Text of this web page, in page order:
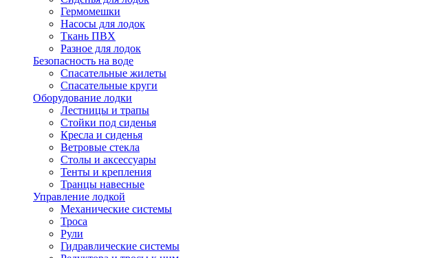
Гермомешки
Насосы для лодок
Ткань ПВХ
Разное для лодок
Безопасность на воде
Спасательные жилеты
Спасательные круги
Оборудование лодки
Лестницы и трапы
Стойки под сиденья
Кресла и сиденья
Ветровые стекла
Столы и аксессуары
Тенты и крепления
Транцы навесные
Управление лодкой
Механические системы
Троса
Рули
Гидравлические системы